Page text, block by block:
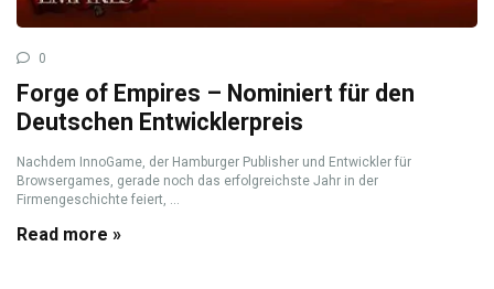
0
Forge of Empires – Nominiert für den
Deutschen Entwicklerpreis
Nachdem InnoGame, der Hamburger Publisher und Entwickler für
Browsergames, gerade noch das erfolgreichste Jahr in der
Firmengeschichte feiert, ...
Read more »